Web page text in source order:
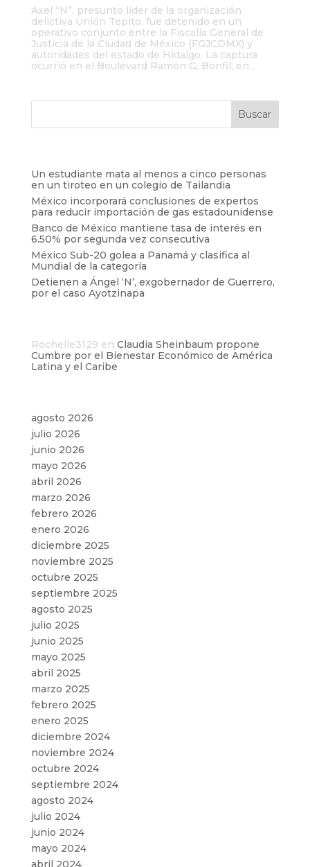
Axel “N”, presunto líder de la organización
delictiva Unión Tepito, fue detenido en un
operativo conjunto entre la Fiscalía General de
Justicia de la Ciudad de México (FGJCDMX) y
autoridades del estado de Hidalgo. La captura
ocurrió en el Boulevard Ramón G. Bonfil, en...
Un estudiante mata al menos a cinco personas
en un tiroteo en un colegio de Tailandia
México incorporará conclusiones de expertos
para reducir importación de gas estadounidense
Banco de México mantiene tasa de interés en
6.50% por segunda vez consecutiva
México Sub-20 golea a Panamá y clasifica al
Mundial de la categoría
Detienen a Ángel ‘N’, exgobernador de Guerrero,
por el caso Ayotzinapa
Rochelle3129 en Claudia Sheinbaum propone
Cumbre por el Bienestar Económico de América
Latina y el Caribe
agosto 2026
julio 2026
junio 2026
mayo 2026
abril 2026
marzo 2026
febrero 2026
enero 2026
diciembre 2025
noviembre 2025
octubre 2025
septiembre 2025
agosto 2025
julio 2025
junio 2025
mayo 2025
abril 2025
marzo 2025
febrero 2025
enero 2025
diciembre 2024
noviembre 2024
octubre 2024
septiembre 2024
agosto 2024
julio 2024
junio 2024
mayo 2024
abril 2024